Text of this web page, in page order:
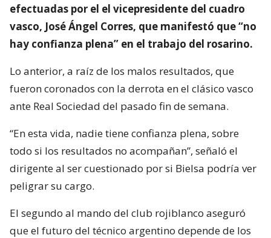
efectuadas por el el vicepresidente del cuadro
vasco, José Ángel Corres, que manifestó que “no
hay confianza plena” en el trabajo del rosarino.
Lo anterior, a raíz de los malos resultados, que
fueron coronados con la derrota en el clásico vasco
ante Real Sociedad del pasado fin de semana.
“En esta vida, nadie tiene confianza plena, sobre
todo si los resultados no acompañan”, señaló el
dirigente al ser cuestionado por si Bielsa podría ver
peligrar su cargo.
El segundo al mando del club rojiblanco aseguró
que el futuro del técnico argentino depende de los